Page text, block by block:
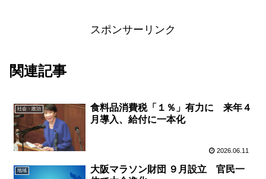
スポンサーリンク
関連記事
社会・政治
食料品消費税「１％」有力に 来年４
月導入、給付に一本化
2026.06.11
地域
大阪マラソン財団 ９月設立 官民一